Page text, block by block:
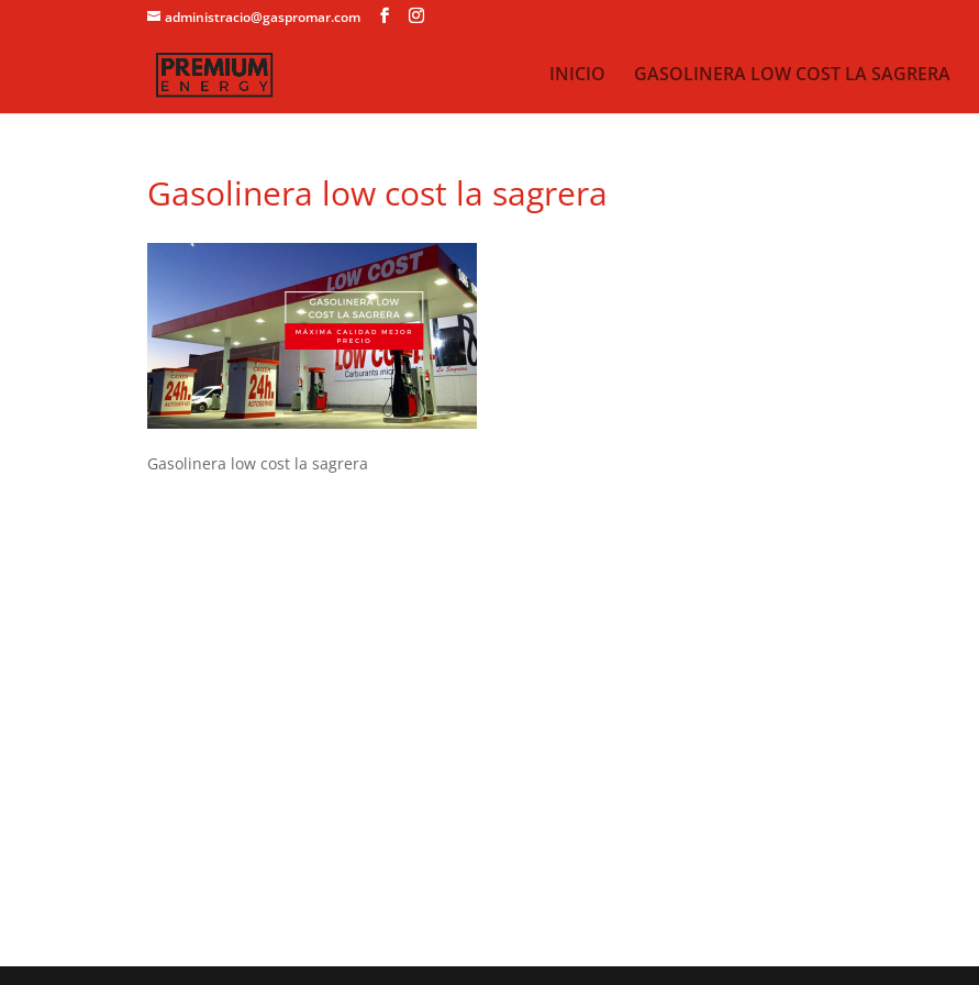
administracio@gaspromar.com
INICIO GASOLINERA LOW COST LA SAGRERA
Gasolinera low cost la sagrera
Gasolinera low cost la sagrera